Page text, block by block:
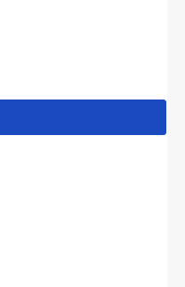
Wert ein